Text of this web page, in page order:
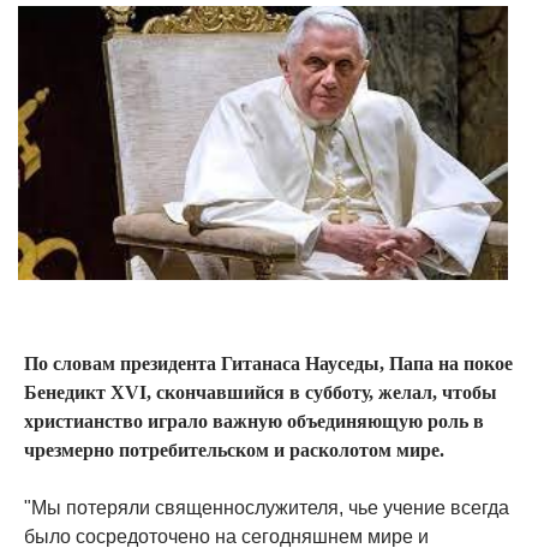
По словам президента Гитанаса Науседы, Папа на покое
Бенедикт XVI, скончавшийся в субботу, желал, чтобы
христианство играло важную объединяющую роль в
чрезмерно потребительском и расколотом мире.
"Мы потеряли священнослужителя, чье учение всегда
было сосредоточено на сегодняшнем мире и